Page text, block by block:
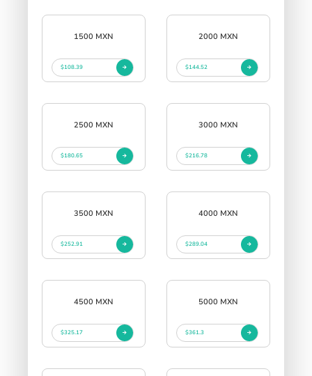
1500 MXN
$108.39
2000 MXN
$144.52
2500 MXN
$180.65
3000 MXN
$216.78
3500 MXN
$252.91
4000 MXN
$289.04
4500 MXN
$325.17
5000 MXN
$361.3